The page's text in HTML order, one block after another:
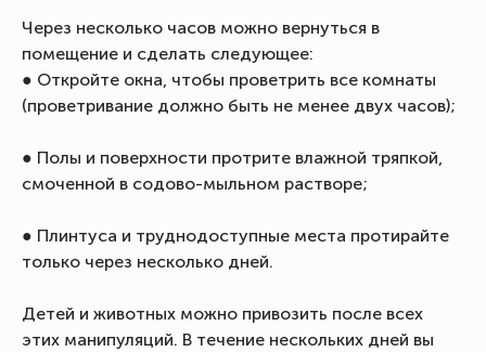
Через несколько часов можно вернуться в
помещение и сделать следующее:
● Откройте окна, чтобы проветрить все комнаты
(проветривание должно быть не менее двух часов);
● Полы и поверхности протрите влажной тряпкой,
смоченной в содово-мыльном растворе;
● Плинтуса и труднодоступные места протирайте
только через несколько дней.
Детей и животных можно привозить после всех
этих манипуляций. В течение нескольких дней вы